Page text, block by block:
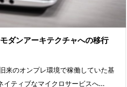
ダンアーキテクチャへの移行
来のオンプレ環境で稼働していた基
イティブなマイクロサービスへ...